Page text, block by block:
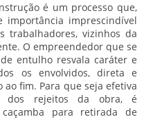
é um processo que,
imprescindível
trabalhadores, vizinhos da
O empreendedor que se
entulho resvala caráter e
os envolvidos, direta e
fim. Para que seja efetiva
dos rejeitos da obra, é
caçamba para retirada de